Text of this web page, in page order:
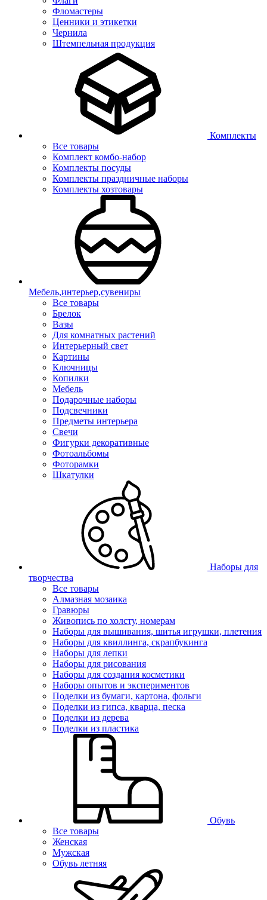
Фломастеры
Ценники и этикетки
Чернила
Штемпельная продукция
Комплекты
Все товары
Комплект комбо-набор
Комплекты посуды
Комплекты праздничные наборы
Комплекты хозтовары
Мебель,интерьер,сувениры
Все товары
Брелок
Вазы
Для комнатных растений
Интерьерный свет
Картины
Ключницы
Копилки
Мебель
Подарочные наборы
Подсвечники
Предметы интерьера
Свечи
Фигурки декоративные
Фотоальбомы
Фоторамки
Шкатулки
Наборы для
творчества
Все товары
Алмазная мозаика
Гравюры
Живопись по холсту, номерам
Наборы для вышивания, шитья игрушки, плетения
Наборы для квиллинга, скрапбукинга
Наборы для лепки
Наборы для рисования
Наборы для создания косметики
Наборы опытов и экспериментов
Поделки из бумаги, картона, фольги
Поделки из гипса, кварца, песка
Поделки из дерева
Поделки из пластика
Обувь
Все товары
Женская
Мужская
Обувь летняя